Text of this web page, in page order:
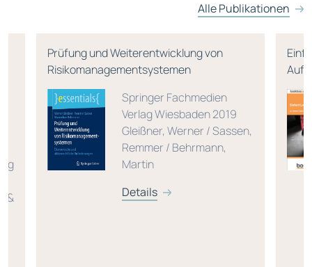
Alle Publikationen
&
Prüfung und Weiterentwicklung von
Risikomanagementsystemen
Springer Fachmedien
Verlag Wiesbaden 2019
Gleißner, Werner / Sassen,
Remmer / Behrmann,
Martin
Details